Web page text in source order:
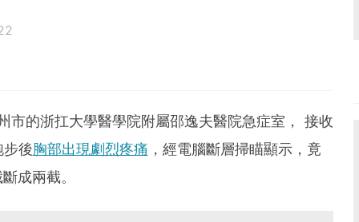
市的浙扛大學醫學院附屬邵逸夫醫院急症室， 接收
步後胸部出現劇烈疼痛 ，經電腦斷層掃瞄顯示，竟
成兩截。